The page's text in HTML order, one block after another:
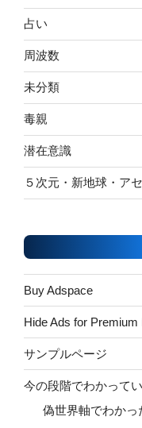
占い
周波数
未分類
毒親
潜在意識
５次元・新地球・ア
Buy Adspace
Hide Ads for Premium
サンプルページ
今の段階でわかって
偽世界軸でわかっ